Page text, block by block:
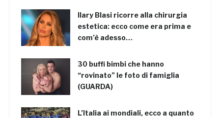
Ilary Blasi ricorre alla chirurgia
estetica: ecco come era prima e
com’è adesso…
30 buffi bimbi che hanno
“rovinato” le foto di famiglia
(GUARDA)
L’Italia ai mondiali, ecco a quanto